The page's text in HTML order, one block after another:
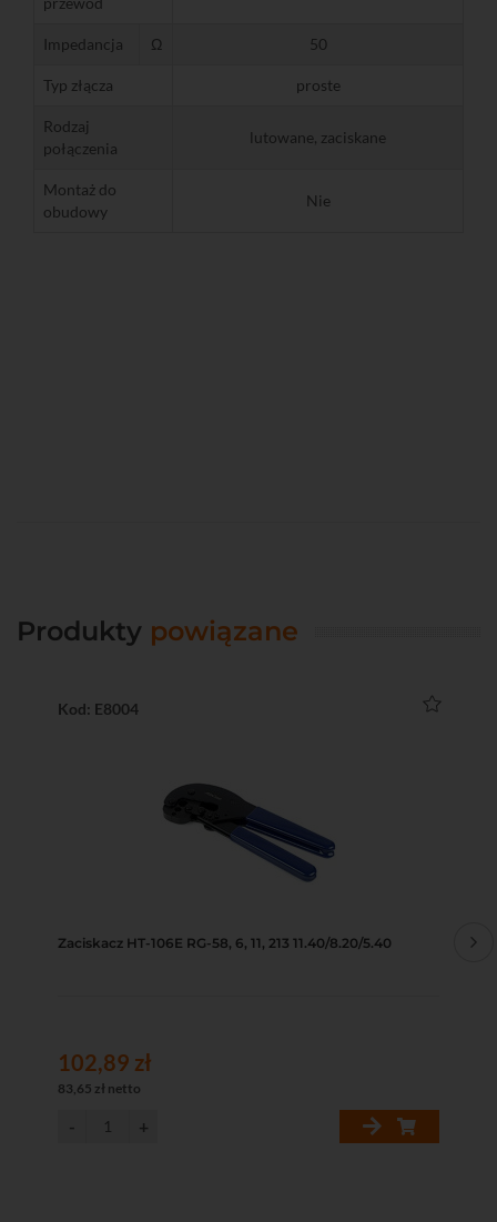
Impedancja Ω 50
Typ złącza proste
Rodzaj
połączenia
lutowane, zaciskane
Montaż do
obudowy
Nie
Produkty powiązane
Kod: E8004
Zaciskacz HT-106E RG-58, 6, 11, 213 11.40/8.20/5.40
102,89 zł
83,65 zł netto